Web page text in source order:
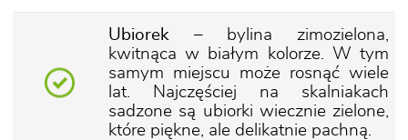
Ubiorek – bylina zimozielona,
kwitnąca w białym kolorze. W tym
samym miejscu może rosnąć wiele
lat. Najczęściej na skalniakach
sadzone są ubiorki wiecznie zielone,
które piękne, ale delikatnie pachną.